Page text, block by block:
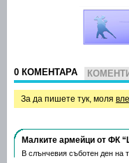
0 КОМЕНТАРА
За да пишете тук, моля
Малките армейци от ФК
В слънчевия съботен ден